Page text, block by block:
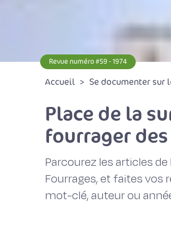
Revue numéro #59 - 1974
Accueil Se documenter sur
Place de la
fourrager
Parcourez les articles de
Fourrages, et faites vos
mot-clé, auteur ou